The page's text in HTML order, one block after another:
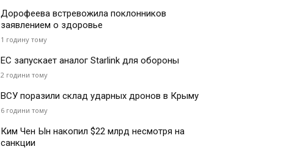
Дорофеева встревожила поклонников
заявлением о здоровье
1 годину тому
ЕС запускает аналог Starlink для обороны
2 години тому
ВСУ поразили склад ударных дронов в Крыму
6 години тому
Ким Чен Ын накопил $22 млрд несмотря на
санкции